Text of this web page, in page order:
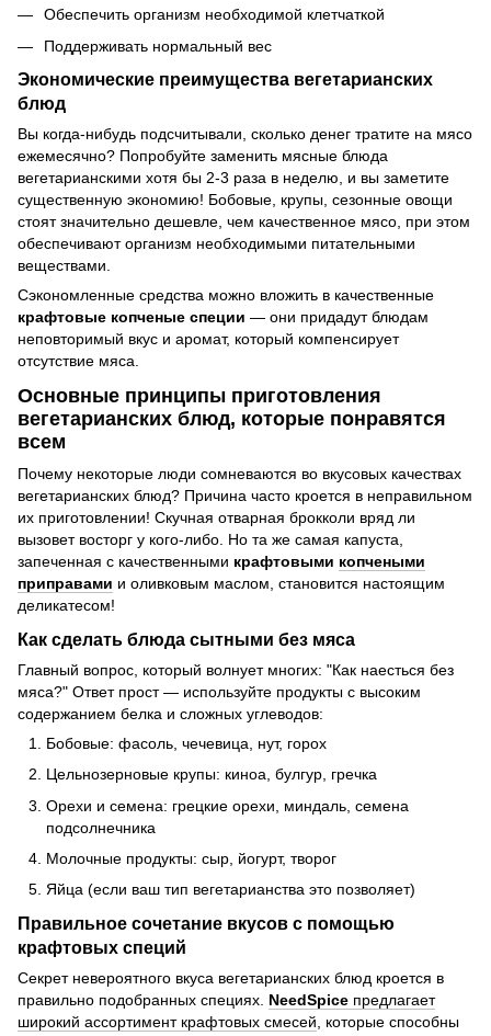
Обеспечить организм необходимой клетчаткой
Поддерживать нормальный вес
Экономические преимущества вегетарианских
блюд
Вы когда-нибудь подсчитывали, сколько денег тратите на мясо
ежемесячно? Попробуйте заменить мясные блюда
вегетарианскими хотя бы 2-3 раза в неделю, и вы заметите
существенную экономию! Бобовые, крупы, сезонные овощи
стоят значительно дешевле, чем качественное мясо, при этом
обеспечивают организм необходимыми питательными
веществами.
Сэкономленные средства можно вложить в качественные
крафтовые копченые специи — они придадут блюдам
неповторимый вкус и аромат, который компенсирует
отсутствие мяса.
Основные принципы приготовления
вегетарианских блюд, которые понравятся
всем
Почему некоторые люди сомневаются во вкусовых качествах
вегетарианских блюд? Причина часто кроется в неправильном
их приготовлении! Скучная отварная брокколи вряд ли
вызовет восторг у кого-либо. Но та же самая капуста,
запеченная с качественными крафтовыми копчеными
приправами и оливковым маслом, становится настоящим
деликатесом!
Как сделать блюда сытными без мяса
Главный вопрос, который волнует многих: "Как наесться без
мяса?" Ответ прост — используйте продукты с высоким
содержанием белка и сложных углеводов:
Бобовые: фасоль, чечевица, нут, горох
Цельнозерновые крупы: киноа, булгур, гречка
Орехи и семена: грецкие орехи, миндаль, семена
подсолнечника
Молочные продукты: сыр, йогурт, творог
Яйца (если ваш тип вегетарианства это позволяет)
Правильное сочетание вкусов с помощью
крафтовых специй
Секрет невероятного вкуса вегетарианских блюд кроется в
правильно подобранных специях. NeedSpice предлагает
широкий ассортимент крафтовых смесей , которые способны